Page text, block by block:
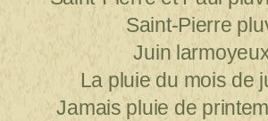
Saint-Pierre
Juin
La pluie du mois de
Jamais pluie de